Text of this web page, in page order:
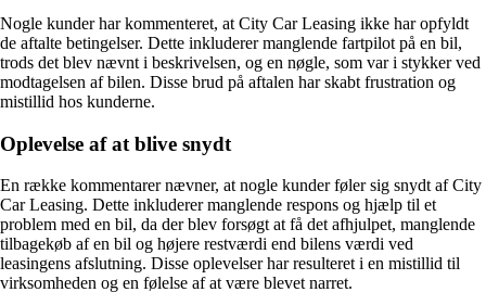
Nogle kunder har kommenteret, at City Car Leasing ikke har opfyldt
de aftalte betingelser. Dette inkluderer manglende fartpilot på en bil,
trods det blev nævnt i beskrivelsen, og en nøgle, som var i stykker ved
modtagelsen af bilen. Disse brud på aftalen har skabt frustration og
mistillid hos kunderne.
Oplevelse af at blive snydt
En række kommentarer nævner, at nogle kunder føler sig snydt af City
Car Leasing. Dette inkluderer manglende respons og hjælp til et
problem med en bil, da der blev forsøgt at få det afhjulpet, manglende
tilbagekøb af en bil og højere restværdi end bilens værdi ved
leasingens afslutning. Disse oplevelser har resulteret i en mistillid til
virksomheden og en følelse af at være blevet narret.